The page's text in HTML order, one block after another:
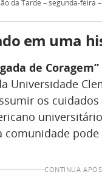
da Tarde – segunda-feira
em uma
de
Universidade
os
comunidade
CONTINUA